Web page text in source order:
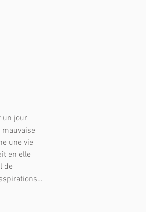
un jour
une vie
en elle
de